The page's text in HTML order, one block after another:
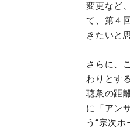
変更など
て、第４
きたいと
さらに、
わりとす
聴衆の距
に「アン
う“宗次